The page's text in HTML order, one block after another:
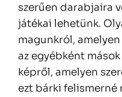
szerűen darabjaira
játékai lehetünk.
magunkról,
az egyébként
képről, amelyen
ezt bárki